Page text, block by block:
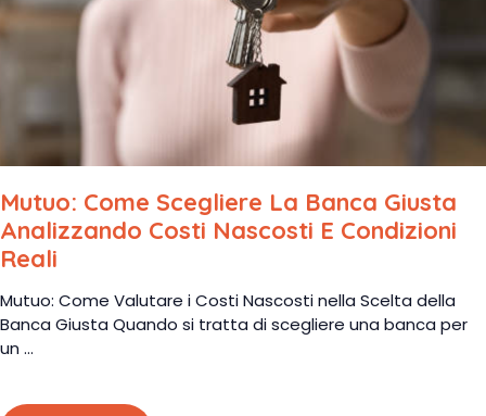
Mutuo: Come Scegliere La Banca Giusta
Analizzando Costi Nascosti E Condizioni
Reali
Mutuo: Come Valutare i Costi Nascosti nella Scelta della
Banca Giusta Quando si tratta di scegliere una banca per
un ...